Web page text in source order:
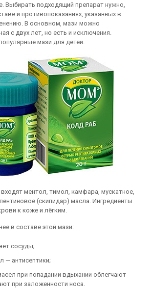
Выбирать подходящий препарат нужно,
и противопоказаниях, указанных в
В основном, мази можно
с двух лет, но есть и исключения.
мази для детей.
ментол, тимол, камфара, мускатное,
(скипидар) масла. Ингредиенты
к коже и лёгким.
в составе этой мази:
сосуды;
— антисептики;
при попадании вдыхании облегчают
при заложенности носа.